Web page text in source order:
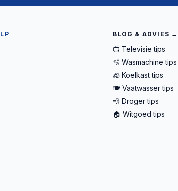
BLOG & ADVIES →
📺 Televisie tips
🫧 Wasmachine tips
🧊 Koelkast tips
🍽️ Vaatwasser tips
💨 Droger tips
🏠 Witgoed tips